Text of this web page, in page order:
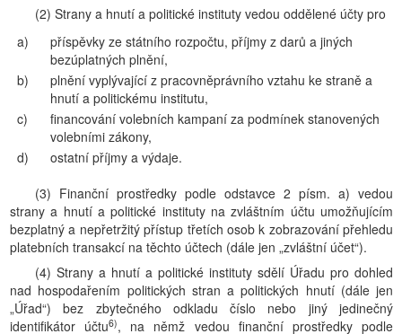
(2) Strany a hnutí a politické instituty vedou oddělené účty pro
a)
příspěvky ze státního rozpočtu, příjmy z darů a jiných
bezúplatných plnění,
b)
plnění vyplývající z pracovněprávního vztahu ke straně a
hnutí a politickému institutu,
c)
financování volebních kampaní za podmínek stanovených
volebními zákony,
d)
ostatní příjmy a výdaje.
(3) Finanční prostředky podle odstavce 2 písm. a) vedou
strany a hnutí a politické instituty na zvláštním účtu umožňujícím
bezplatný a nepřetržitý přístup třetích osob k zobrazování přehledu
platebních transakcí na těchto účtech (dále jen „zvláštní účet“).
(4) Strany a hnutí a politické instituty sdělí Úřadu pro dohled
nad hospodařením politických stran a politických hnutí (dále jen
„Úřad“) bez zbytečného odkladu číslo nebo jiný jedinečný
identifikátor účtu6), na němž vedou finanční prostředky podle